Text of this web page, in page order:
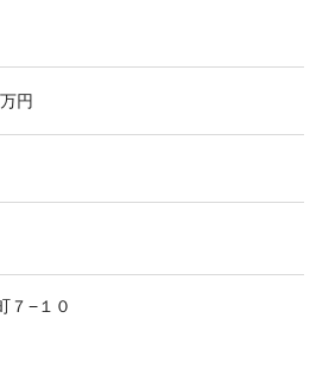
万円
７−１０